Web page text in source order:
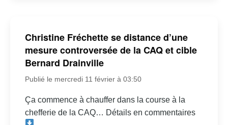
Christine Fréchette se distance d’une
mesure controversée de la CAQ et cible
Bernard Drainville
Publié le mercredi 11 février à 03:50
Ça commence à chauffer dans la course à la
chefferie de la CAQ… Détails en commentaires